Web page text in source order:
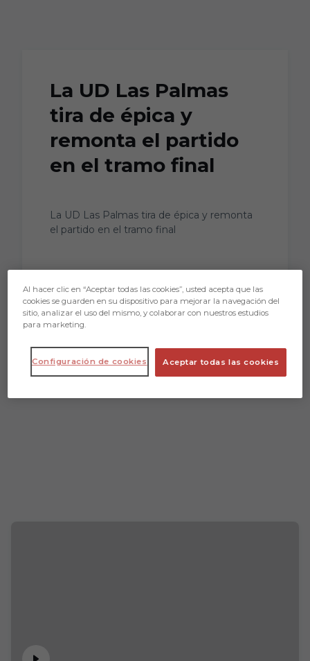
La UD Las Palmas
tira de épica y
remonta el partido
en el tramo final
La UD Las Palmas tira de épica y remonta
el partido en el tramo final
Al hacer clic en “Aceptar todas las cookies”, usted acepta que las
cookies se guarden en su dispositivo para mejorar la navegación del
sitio, analizar el uso del mismo, y colaborar con nuestros estudios
para marketing.
Aceptar todas las cookies
Configuración de cookies